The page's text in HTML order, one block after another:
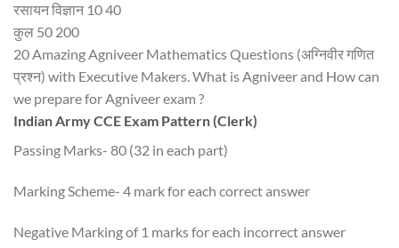
रसायन विज्ञान 10 40
कुल 50 200
20 Amazing Agniveer Mathematics Questions (अग्निवीर गणित
प्रश्न) with Executive Makers. What is Agniveer and How can
we prepare for Agniveer exam ?
Indian Army CCE Exam Pattern (Clerk)
Passing Marks- 80 (32 in each part)
Marking Scheme- 4 mark for each correct answer
Negative Marking of 1 marks for each incorrect answer